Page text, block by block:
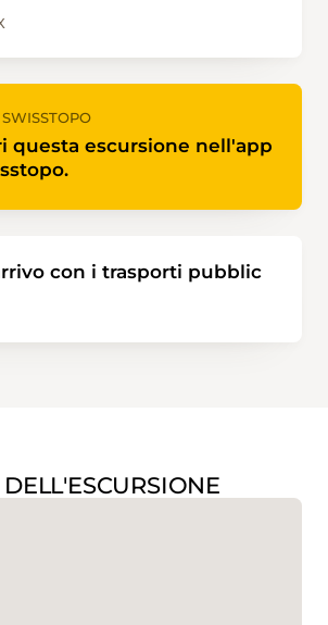
questa escursione nell'app
con i trasporti pubblic